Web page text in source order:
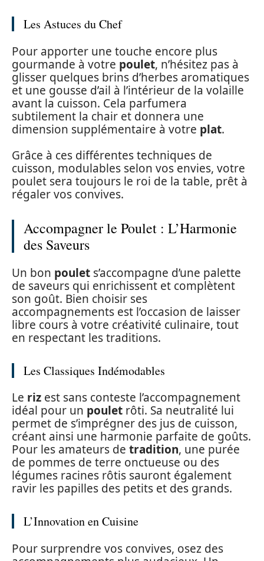
Les Astuces du Chef
Pour apporter une touche encore plus
gourmande à votre poulet, n’hésitez pas à
glisser quelques brins d’herbes aromatiques
et une gousse d’ail à l’intérieur de la volaille
avant la cuisson. Cela parfumera
subtilement la chair et donnera une
dimension supplémentaire à votre plat.
Grâce à ces différentes techniques de
cuisson, modulables selon vos envies, votre
poulet sera toujours le roi de la table, prêt à
régaler vos convives.
Accompagner le Poulet : L’Harmonie
des Saveurs
Un bon poulet s’accompagne d’une palette
de saveurs qui enrichissent et complètent
son goût. Bien choisir ses
accompagnements est l’occasion de laisser
libre cours à votre créativité culinaire, tout
en respectant les traditions.
Les Classiques Indémodables
Le riz est sans conteste l’accompagnement
idéal pour un poulet rôti. Sa neutralité lui
permet de s’imprégner des jus de cuisson,
créant ainsi une harmonie parfaite de goûts.
Pour les amateurs de tradition, une purée
de pommes de terre onctueuse ou des
légumes racines rôtis sauront également
ravir les papilles des petits et des grands.
L’Innovation en Cuisine
Pour surprendre vos convives, osez des